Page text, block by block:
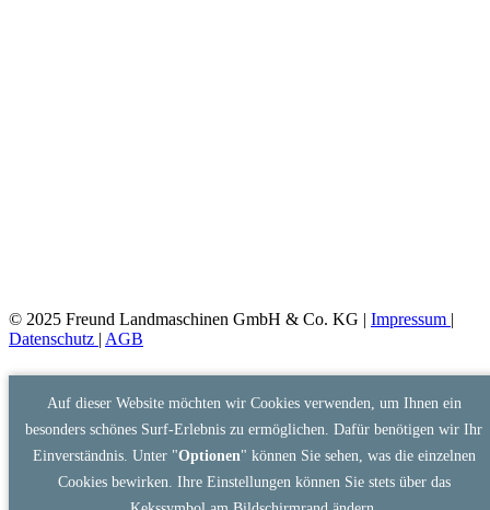
© 2025 Freund Landmaschinen GmbH & Co. KG | Impressum |
Datenschutz | AGB
Auf dieser Website möchten wir Cookies verwenden, um Ihnen ein
besonders schönes Surf-Erlebnis zu ermöglichen. Dafür benötigen wir Ihr
Einverständnis. Unter "Optionen" können Sie sehen, was die einzelnen
Cookies bewirken. Ihre Einstellungen können Sie stets über das